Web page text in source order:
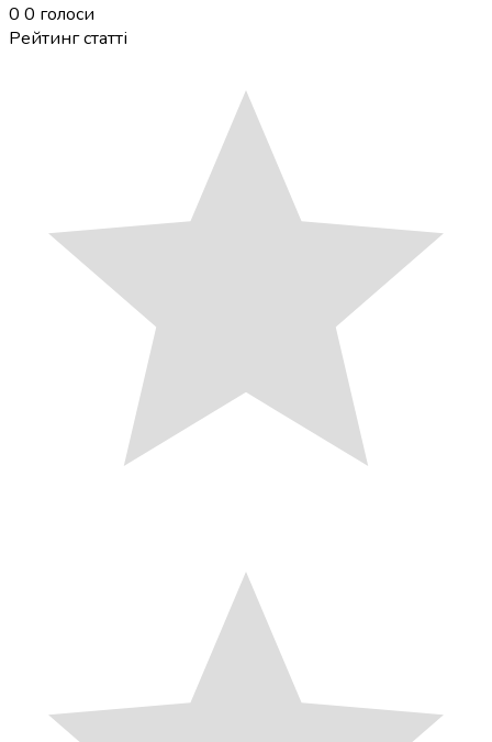
0 0 голоси
Рейтинг статті